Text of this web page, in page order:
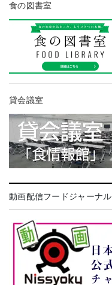
食の図書室
貸会議室
動画配信フードジャーナル